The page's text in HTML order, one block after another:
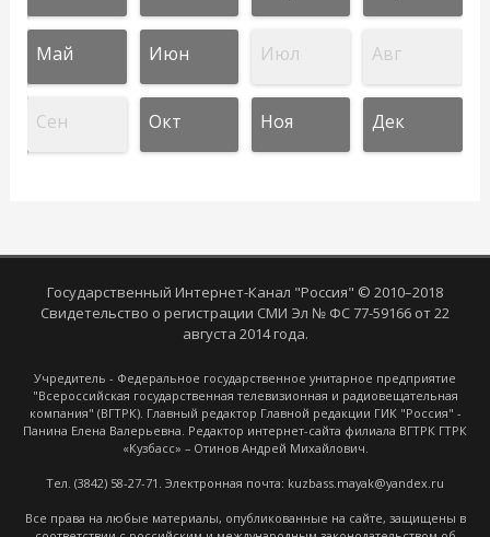
Май Июн Июл Авг
Сен Окт Ноя Дек
Государственный Интернет-Канал "Россия" © 2010–2018
Свидетельство о регистрации СМИ Эл № ФС 77-59166 от 22
августа 2014 года.
Учредитель - Федеральное государственное унитарное предприятие
"Всероссийская государственная телевизионная и радиовещательная
компания" (ВГТРК). Главный редактор Главной редакции ГИК "Россия" -
Панина Елена Валерьевна. Редактор интернет-сайта филиала ВГТРК ГТРК
«Кузбасс» – Отинов Андрей Михайлович.
Тел. (3842) 58-27-71. Электронная почта: kuzbass.mayak@yandex.ru
Все права на любые материалы, опубликованные на сайте, защищены в